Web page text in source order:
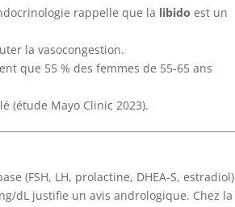
rappelle que la libido est un
la vasocongestion.
que 55 % des femmes de 55-65 ans
(étude Mayo Clinic 2023).
(FSH, LH, prolactine, DHEA-S, estradiol)
dL justifie un avis andrologique. Chez la